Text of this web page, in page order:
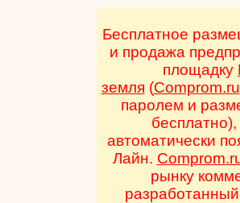
Бесплатное
и продажа
площадку
земля (Comprom.ru
паролем и
автоматически
Лайн.
рынку